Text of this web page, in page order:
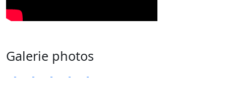
Galerie photos